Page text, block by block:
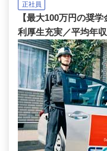
正社員
【最大100万円の奨
利厚生充実／平均年